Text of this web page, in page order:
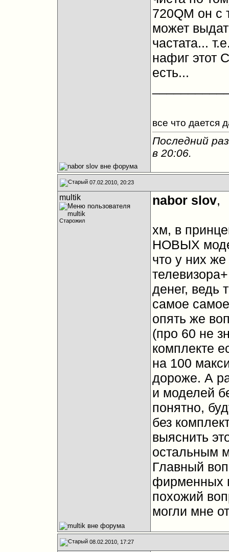
720QM он с
может
частата...
нафиг этот
есть...
все что дается
Последний
в 20:06.
07.02.2010, 20:23
multik
Старожил
nabor slov,
хм, в
НОВЫХ
что у них же
денег, ведь
самое
опять же
(про 60 не
комплекте
на 100
дороже. А
и моделей
понятно,
без
выяснить
остальным
Главный
фирменных
похожий
могли мне
08.02.2010, 17:27